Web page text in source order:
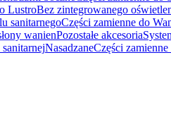
LustroBez zintegrowanego
sanitarnegoCzęści zamienne do
wanienPozostałe akcesoria
NasadzaneCzęści